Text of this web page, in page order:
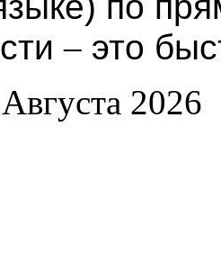
– это
2026